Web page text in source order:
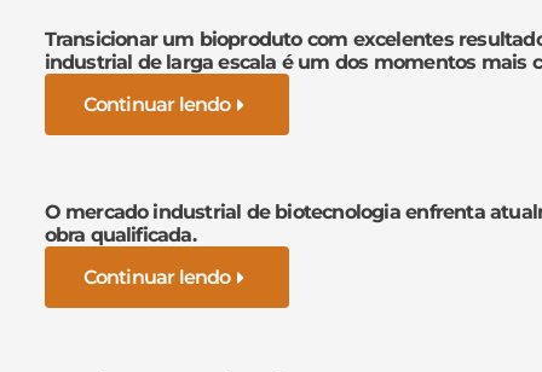
Transicionar um bioproduto com excelentes
industrial de larga escala é um dos momentos mais
Continuar lendo
O mercado industrial de biotecnologia enfrenta
obra qualificada.
Continuar lendo